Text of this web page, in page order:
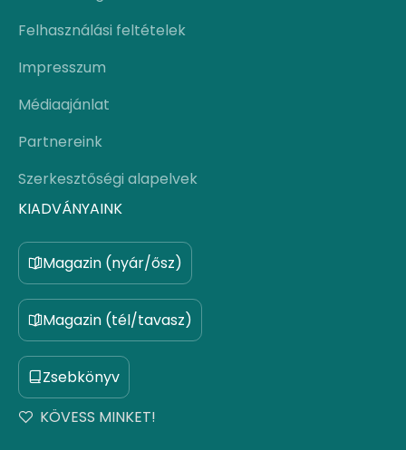
Felhasználási feltételek
Impresszum
Médiaajánlat
Partnereink
Szerkesztőségi alapelvek
KIADVÁNYAINK
Magazin (nyár/ősz)
Magazin (tél/tavasz)
Zsebkönyv
KÖVESS MINKET!